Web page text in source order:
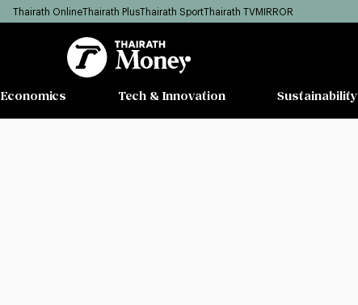
Thairath OnlineThairath PlusThairath SportThairath TVMIRROR
Economics Tech & Innovation Sustainability